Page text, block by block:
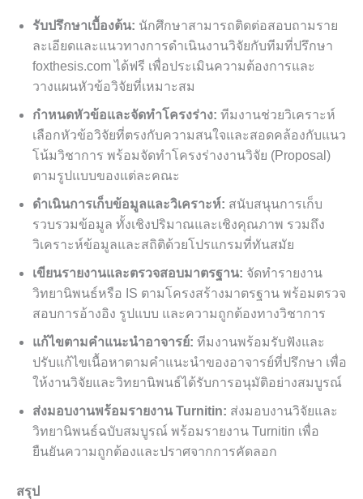
รับปรึกษาเบื้องต้น: นักศึกษาสามารถติดต่อสอบถามราย
ละเอียดและแนวทางการดำเนินงานวิจัยกับทีมที่ปรึกษา
foxthesis.com ได้ฟรี เพื่อประเมินความต้องการและ
วางแผนหัวข้อวิจัยที่เหมาะสม
กำหนดหัวข้อและจัดทำโครงร่าง: ทีมงานช่วยวิเคราะห์
เลือกหัวข้อวิจัยที่ตรงกับความสนใจและสอดคล้องกับแนว
โน้มวิชาการ พร้อมจัดทำโครงร่างงานวิจัย (Proposal)
ตามรูปแบบของแต่ละคณะ
ดำเนินการเก็บข้อมูลและวิเคราะห์: สนับสนุนการเก็บ
รวบรวมข้อมูล ทั้งเชิงปริมาณและเชิงคุณภาพ รวมถึง
วิเคราะห์ข้อมูลและสถิติด้วยโปรแกรมที่ทันสมัย
เขียนรายงานและตรวจสอบมาตรฐาน: จัดทำรายงาน
วิทยานิพนธ์หรือ IS ตามโครงสร้างมาตรฐาน พร้อมตรวจ
สอบการอ้างอิง รูปแบบ และความถูกต้องทางวิชาการ
แก้ไขตามคำแนะนำอาจารย์: ทีมงานพร้อมรับฟังและ
ปรับแก้ไขเนื้อหาตามคำแนะนำของอาจารย์ที่ปรึกษา เพื่อ
ให้งานวิจัยและวิทยานิพนธ์ได้รับการอนุมัติอย่างสมบูรณ์
ส่งมอบงานพร้อมรายงาน Turnitin: ส่งมอบงานวิจัยและ
วิทยานิพนธ์ฉบับสมบูรณ์ พร้อมรายงาน Turnitin เพื่อ
ยืนยันความถูกต้องและปราศจากการคัดลอก
สรุป